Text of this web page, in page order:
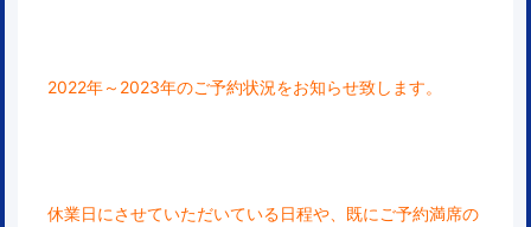
2022年～2023年のご予約状況をお知らせ致します。
休業日にさせていただいている日程や、既にご予約満席の